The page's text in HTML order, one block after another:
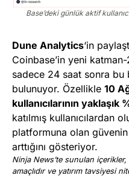
Base’deki günlük aktif
Dune Analytics‘in
Coinbase’in yeni
sadece 24 saat sonra bu
bulunuyor. Özellikle 10
kullanıcılarının yaklaşık
katılmış kullanıcılardan
platformuna olan
arttığını gösteriyor.
Ninja News’te sunulan
amaçlıdır ve yatırım tavsiyesi